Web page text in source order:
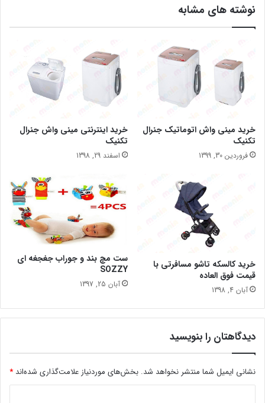
نوشته های مشابه
خرید مینی واش اتوماتیک جنرال
تکنیک
فروردین 30, 1399
خرید اینترنتی مینی واش جنرال
تکنیک
اسفند 29, 1398
خرید کالسکه تاشو مسافرتی با
قیمت فوق العاده
آبان 4, 1398
ست مچ بند و جوراب جغجغه ای
SOZZY
آبان 25, 1397
دیدگاهتان را بنویسید
نشانی ایمیل شما منتشر نخواهد شد. بخش‌های موردنیاز علامت‌گذاری شده‌اند *